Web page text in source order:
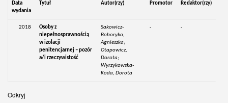
Data
wydania
Tytuł Autor(rzy) Promotor Redaktor(rzy)
2018
Osoby z
niepełnosprawnością
w izolacji
penitencjarnej – pozór
a/i rzeczywistość
Sakowicz-
Boboryko,
Agnieszka;
Otapowicz,
Dorota;
Wyrzykowska-
Koda, Dorota
- -
Odkryj